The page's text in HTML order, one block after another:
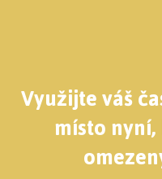
Využijte váš
místo